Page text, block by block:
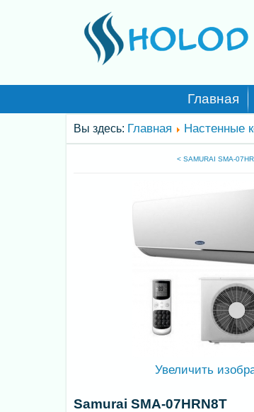
Главная
Вы здесь: Главная Настенные
< SAMURAI SMA-
Увеличить
Samurai SMA-07HRN8T